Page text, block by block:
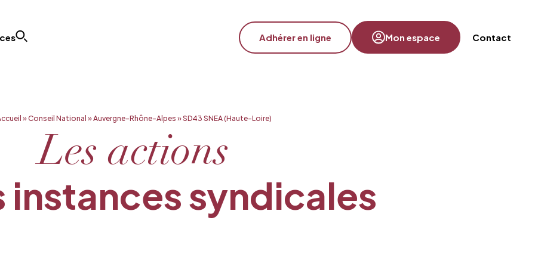
Adhérer en ligne Mon espace Contact
»Conseil National »Auvergne-Rhône-Alpes »SD43 SNEA (Haute-Loire)
Les actions
instances syndicales